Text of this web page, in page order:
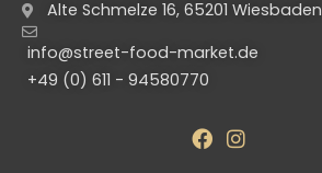
Alte Schmelze 16, 65201 Wiesbaden
info@street-food-market.de
+49 (0) 611 - 94580770